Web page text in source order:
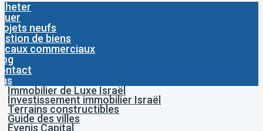
neufs
de biens
commerciaux
Immobilier de Luxe Israël
Investissement immobilier Israël
Terrains constructibles
Guide des villes
Evenis Capital